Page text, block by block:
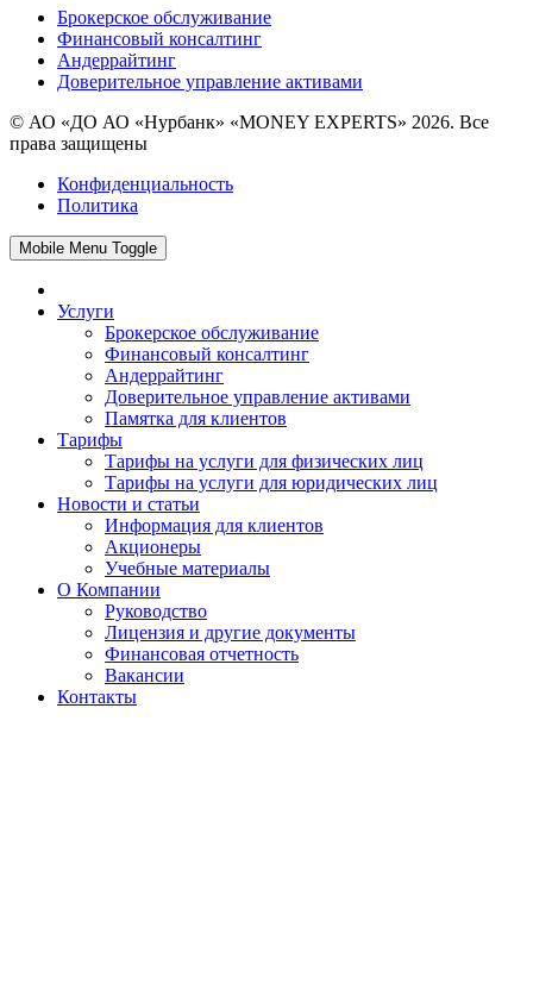
Брокерское обслуживание
Финансовый консалтинг
Андеррайтинг
Доверительное управление активами
© АО «ДО АО «Нурбанк» «MONEY EXPERTS» 2026. Все
права защищены
Конфиденциальность
Политика
Mobile Menu Toggle
Услуги
Брокерское обслуживание
Финансовый консалтинг
Андеррайтинг
Доверительное управление активами
Памятка для клиентов
Тарифы
Тарифы на услуги для физических лиц
Тарифы на услуги для юридических лиц
Новости и статьи
Информация для клиентов
Акционеры
Учебные материалы
О Компании
Руководство
Лицензия и другие документы
Финансовая отчетность
Вакансии
Контакты